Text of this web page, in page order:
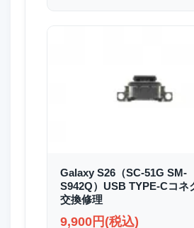
Galaxy S26（SC-51G SM-
S942Q）USB TYPE-Cコネ
交換修理
9,900円(税込)